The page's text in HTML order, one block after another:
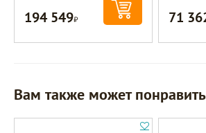
194 549Р 71
Вам также может